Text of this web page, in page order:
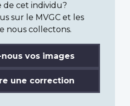
de cet individu?
sur le MVGC et les
nous collectons.
nous vos images
une correction